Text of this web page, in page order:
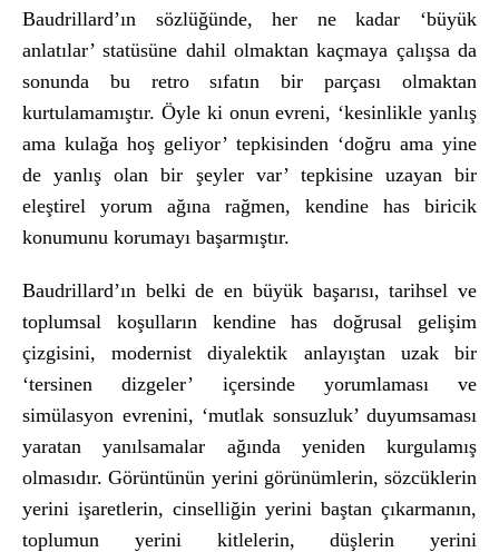
Baudrillard’ın sözlüğünde, her ne kadar ‘büyük
anlatılar’ statüsüne dahil olmaktan kaçmaya çalışsa da
sonunda bu retro sıfatın bir parçası olmaktan
kurtulamamıştır. Öyle ki onun evreni, ‘kesinlikle yanlış
ama kulağa hoş geliyor’ tepkisinden ‘doğru ama yine
de yanlış olan bir şeyler var’ tepkisine uzayan bir
eleştirel yorum ağına rağmen, kendine has biricik
konumunu korumayı başarmıştır.
Baudrillard’ın belki de en büyük başarısı, tarihsel ve
toplumsal koşulların kendine has doğrusal gelişim
çizgisini, modernist diyalektik anlayıştan uzak bir
‘tersinen dizgeler’ içersinde yorumlaması ve
simülasyon evrenini, ‘mutlak sonsuzluk’ duyumsaması
yaratan yanılsamalar ağında yeniden kurgulamış
olmasıdır. Görüntünün yerini görünümlerin, sözcüklerin
yerini işaretlerin, cinselliğin yerini baştan çıkarmanın,
toplumun yerini kitlelerin, düşlerin yerini